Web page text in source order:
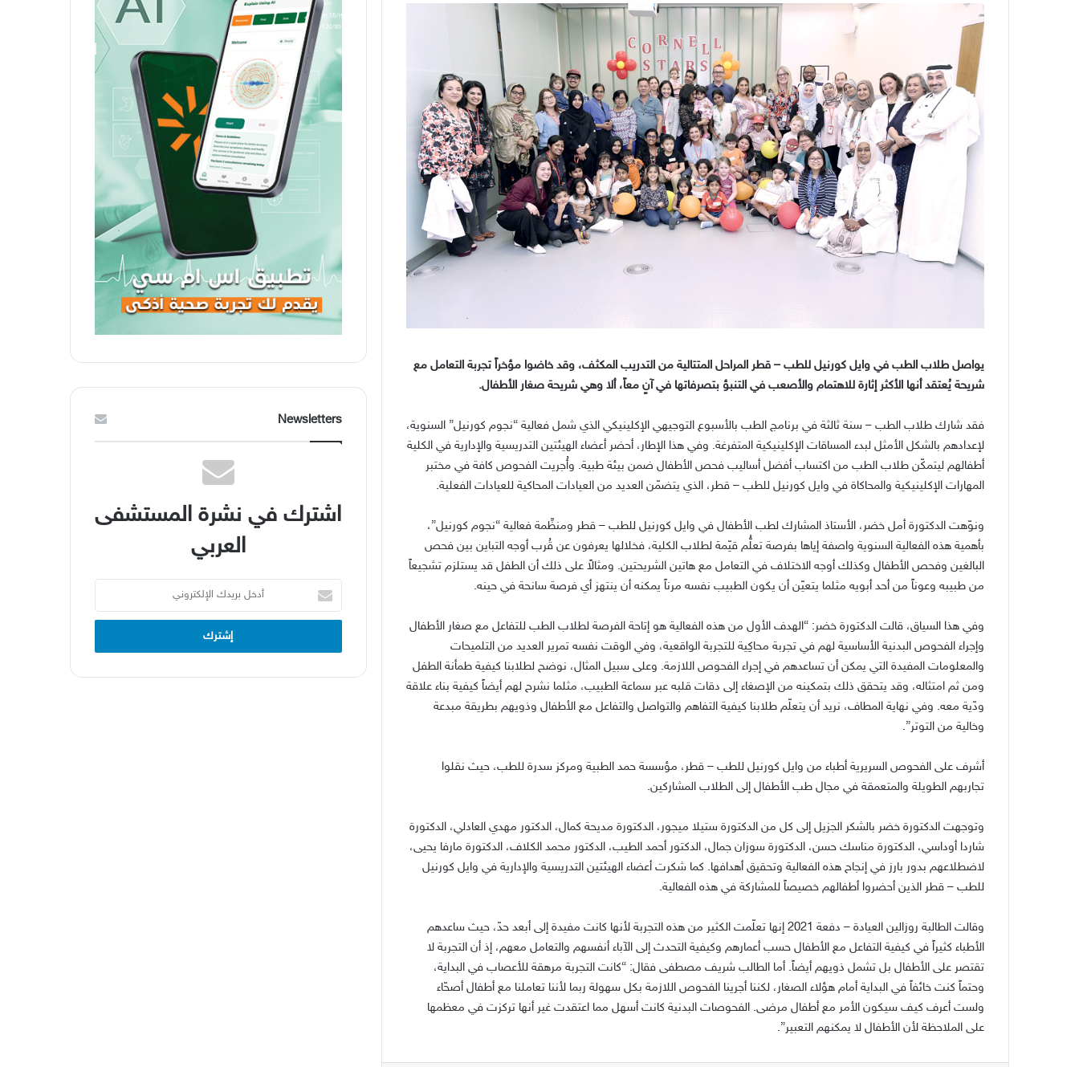
يواصل طلاب الطب في وايل كورنيل للطب – قطر المراحل المتتالية من التدريب المكثف، وقد خاضوا مؤخراً تجربة التعامل مع
شريحة يُعتقد أنها الأكثر إثارة للاهتمام والأصعب في التنبؤ بتصرفاتها في آنٍ معاً، ألا وهي شريحة صغار الأطفال.
فقد شارك طلاب الطب – سنة ثالثة في برنامج الطب بالأسبوع التوجيهي الإكلينيكي الذي شمل فعالية “نجوم كورنيل” السنوية،
لإعدادهم بالشكل الأمثل لبدء المساقات الإكلينيكية المتفرغة. وفي هذا الإطار، أحضر أعضاء الهيئتين التدريسية والإدارية في الكلية
أطفالهم ليتمكّن طلاب الطب من اكتساب أفضل أساليب فحص الأطفال ضمن بيئة طبية. وأُجريت الفحوص كافة في مختبر
المهارات الإكلينيكية والمحاكاة في وايل كورنيل للطب – قطر، الذي يتضمّن العديد من العيادات المحاكية للعيادات الفعلية.
ونوّهت الدكتورة أمل خضر، الأستاذ المشارك لطب الأطفال في وايل كورنيل للطب – قطر ومنظِّمة فعالية “نجوم كورنيل”،
بأهمية هذه الفعالية السنوية واصفة إياها بفرصة تعلُّم قيّمة لطلاب الكلية، فخلالها يعرفون عن قُرب أوجه التباين بين فحص
البالغين وفحص الأطفال وكذلك أوجه الاختلاف في التعامل مع هاتين الشريحتين. ومثالاً على ذلك أن الطفل قد يستلزم تشجيعاً
من طبيبه وعوناً من أحد أبويه مثلما يتعيّن أن يكون الطبيب نفسه مرناً يمكنه أن ينتهز أي فرصة سانحة في حينه.
وفي هذا السياق، قالت الدكتورة خضر: “الهدف الأول من هذه الفعالية هو إتاحة الفرصة لطلاب الطب للتفاعل مع صغار الأطفال
وإجراء الفحوص البدنية الأساسية لهم في تجربة محاكِية للتجربة الواقعية، وفي الوقت نفسه تمرير العديد من التلميحات
والمعلومات المفيدة التي يمكن أن تساعدهم في إجراء الفحوص اللازمة. وعلى سبيل المثال، نوضح لطلابنا كيفية طمأنة الطفل
ومن ثم امتثاله، وقد يتحقق ذلك بتمكينه من الإصغاء إلى دقات قلبه عبر سماعة الطبيب، مثلما نشرح لهم أيضاً كيفية بناء علاقة
ودّية معه. وفي نهاية المطاف، نريد أن يتعلّم طلابنا كيفية التفاهم والتواصل والتفاعل مع الأطفال وذويهم بطريقة مبدعة
وخالية من التوتر”.
أشرف على الفحوص السريرية أطباء من وايل كورنيل للطب – قطر، مؤسسة حمد الطبية ومركز سدرة للطب، حيث نقلوا
تجاربهم الطويلة والمتعمقة في مجال طب الأطفال إلى الطلاب المشاركين.
وتوجهت الدكتورة خضر بالشكر الجزيل إلى كل من الدكتورة ستيلا ميجور، الدكتورة مديحة كمال، الدكتور مهدي العادلي، الدكتورة
شاردا أوداسي، الدكتورة مناسك حسن، الدكتورة سوزان جمال، الدكتور أحمد الطيب، الدكتور محمد الكلاف، الدكتورة مارفا يحيى،
لاضطلاعهم بدور بارز في إنجاح هذه الفعالية وتحقيق أهدافها. كما شكرت أعضاء الهيئتين التدريسية والإدارية في وايل كورنيل
للطب – قطر الذين أحضروا أطفالهم خصيصاً للمشاركة في هذه الفعالية.
وقالت الطالبة روزالين العيادة – دفعة 2021 إنها تعلّمت الكثير من هذه التجربة لأنها كانت مفيدة إلى أبعد حدّ، حيث ساعدهم
الأطباء كثيراً في كيفية التفاعل مع الأطفال حسب أعمارهم وكيفية التحدث إلى الآباء أنفسهم والتعامل معهم، إذ أن التجربة لا
تقتصر على الأطفال بل تشمل ذويهم أيضاً. أما الطالب شريف مصطفى فقال: “كانت التجربة مرهقة للأعصاب في البداية،
وحتماً كنت خائفاً في البداية أمام هؤلاء الصغار، لكننا أجرينا الفحوص اللازمة بكل سهولة ربما لأننا تعاملنا مع أطفال أصحّاء
ولست أعرف كيف سيكون الأمر مع أطفال مرضى. الفحوصات البدنية كانت أسهل مما اعتقدت غير أنها تركزت في معظمها
على الملاحظة لأن الأطفال لا يمكنهم التعبير”.
Newsletters
اشترك في نشرة المستشفى
العربي
بريدك
الإلكتروني